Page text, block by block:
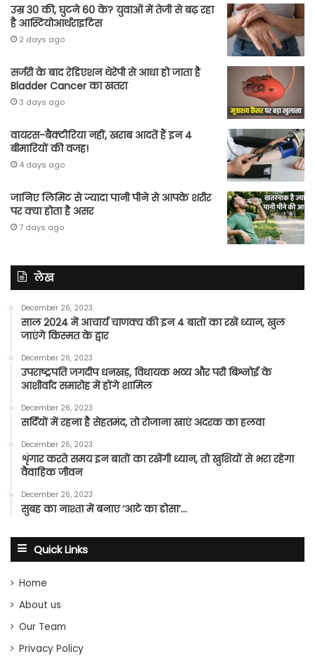
उम्र 30 की, घुटने 60 के? युवाओं में तेजी से बढ़ रहा
है आस्टियोआर्थराइटिस
2 days ago
सर्जरी के बाद रेडिएशन थेरेपी से आधा हो जाता है
Bladder Cancer का खतरा
3 days ago
वायरस-बैक्टीरिया नहीं, खराब आदतें हैं इन 4
बीमारियों की वजह!
4 days ago
जानिए लिमिट से ज्यादा पानी पीने से आपके शरीर
पर क्या होता है असर
7 days ago
लेख
December 26, 2023
साल 2024 में आचार्य चाणक्य की इन 4 बातों का रखें ध्यान, खुल
जाएंगे किस्मत के द्वार
December 26, 2023
उपराष्ट्रपति जगदीप धनखड़, विधायक भव्य और परी बिश्नोई के
आशीर्वाद समारोह में होंगे शामिल
December 26, 2023
सर्दियों में रहना है सेहतमंद, तो रोजाना खाएं अदरक का हलवा
December 26, 2023
शृंगार करते समय इन बातों का रखेंगी ध्यान, तो खुशियों से भरा रहेगा
वैवाहिक जीवन
December 26, 2023
सुबह का नाश्ता में बनाए ‘आटे का डोसा’…
Quick Links
Home
About us
Our Team
Privacy Policy